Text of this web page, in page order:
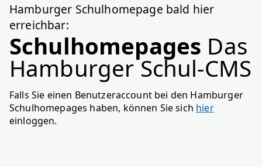
Hamburger Schulhomepage bald hier
erreichbar:
Schulhomepages Das
Hamburger Schul-CMS
Falls Sie einen Benutzeraccount bei den Hamburger
Schulhomepages haben, können Sie sich hier
einloggen.